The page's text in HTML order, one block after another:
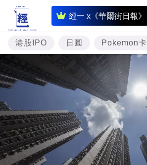
經一 x《華爾街日報》
即
時
財
經
題
資
樓
港股IPO 日圓 Pokemon卡